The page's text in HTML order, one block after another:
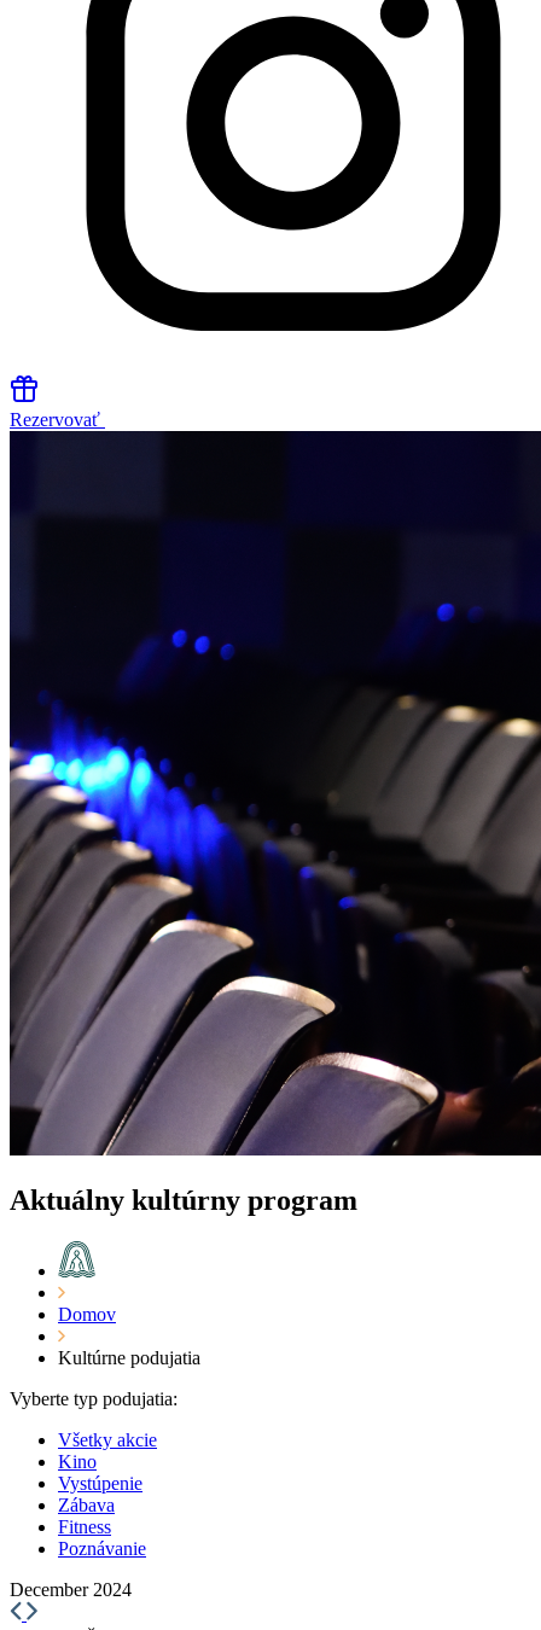
Rezervovať
Aktuálny kultúrny program
Domov
Kultúrne podujatia
Vyberte typ podujatia:
Všetky akcie
Kino
Vystúpenie
Zábava
Fitness
Poznávanie
December 2024